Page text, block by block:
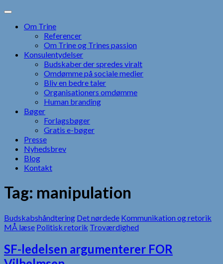
Skip
contentOm Trine
Referencer
Om Trine og Trines passion
Konsulentydelser
Budskaber der spredes viralt
Omdømme på sociale medier
Bliv en bedre taler
Organisationers omdømme
Human branding
Bøger
Forlagsbøger
Gratis e-bøger
Presse
Nyhedsbrev
Blog
Kontakt
Tag: manipulation
Budskabshåndtering Det nørdede Kommunikation og retorik
MÅ læse Politisk retorik Troværdighed
SF-ledelsen argumenterer FOR